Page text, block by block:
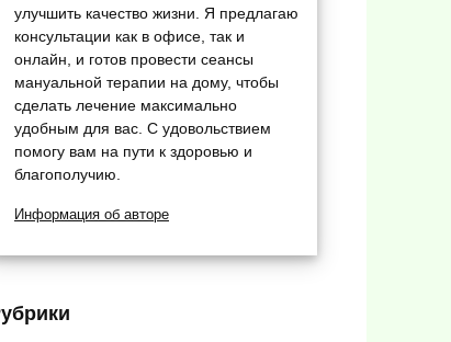
улучшить качество жизни. Я предлагаю
консультации как в офисе, так и
онлайн, и готов провести сеансы
мануальной терапии на дому, чтобы
сделать лечение максимально
удобным для вас. С удовольствием
помогу вам на пути к здоровью и
благополучию.
Информация об авторе